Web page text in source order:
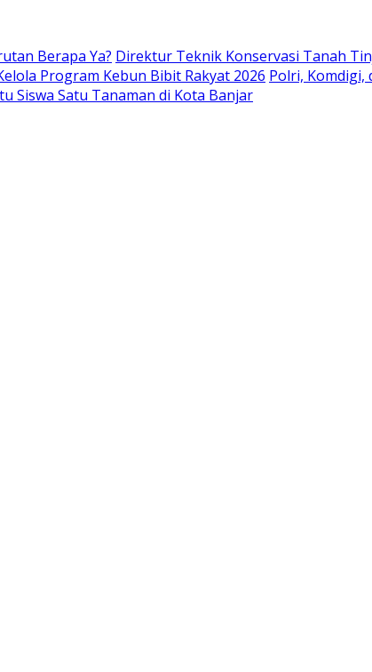
Berapa Ya? Direktur Teknik Konservasi Tanah
Program Kebun Bibit Rakyat 2026 Polri, Komdigi,
Siswa Satu Tanaman di Kota Banjar